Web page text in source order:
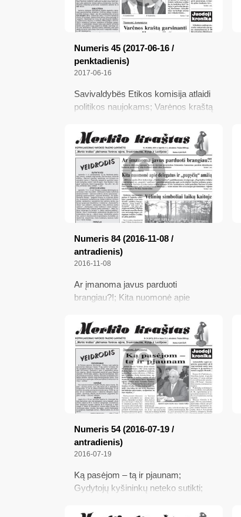
Numeris 45 (2017-06-16 /
penktadienis)
2017-06-16
Savivaldybës Etikos komisija atlaidi
politikos naujokams; Varėnos kraštą
valdžios dėmesio; Pagerbti
sėkmingiausi sportininkai; Bankas
nepagalvojo apie pensininkus
Numeris 84 (2016-11-08 /
antradienis)
2016-11-08
Ar įmanoma javus parduoti
brangiau?!; Kita nuomonė apie
simboliai laikų kaitoje; Vietos
vandalų „pratybos“; Valdžia pamiršo
įžiebti šviestuvą
Numeris 54 (2016-07-19 /
antradienis)
2016-07-19
Ką pasėjom – tą ir pjaunam;
Gydytojų kyšininkų neteko sutikti;